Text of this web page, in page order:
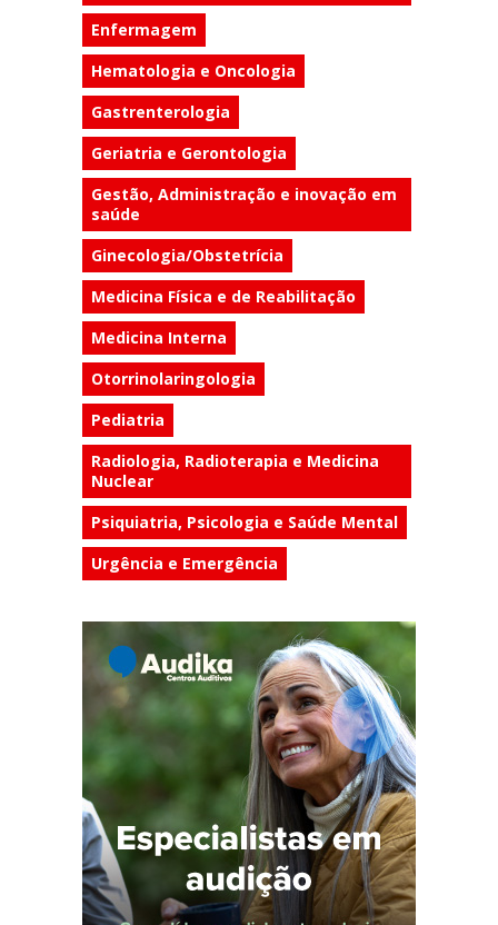
Enfermagem
Hematologia e Oncologia
Gastrenterologia
Geriatria e Gerontologia
Gestão, Administração e inovação em
saúde
Ginecologia/Obstetrícia
Medicina Física e de Reabilitação
Medicina Interna
Otorrinolaringologia
Pediatria
Radiologia, Radioterapia e Medicina
Nuclear
Psiquiatria, Psicologia e Saúde Mental
Urgência e Emergência